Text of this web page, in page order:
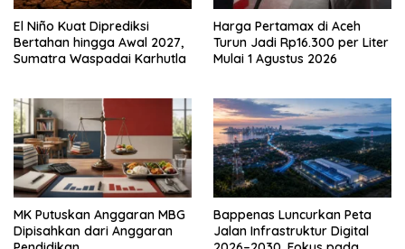
El Niño Kuat Diprediksi
Bertahan hingga Awal 2027,
Sumatra Waspadai Karhutla
Harga Pertamax di Aceh
Turun Jadi Rp16.300 per Liter
Mulai 1 Agustus 2026
MK Putuskan Anggaran MBG
Dipisahkan dari Anggaran
Bappenas Luncurkan Peta
Jalan Infrastruktur Digital